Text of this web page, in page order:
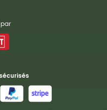
par
sécurisés